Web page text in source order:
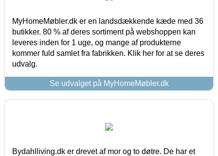
MyHomeMøbler.dk er en landsdækkende kæde med 36
butikker. 80 % af deres sortiment på webshoppen kan
leveres inden for 1 uge, og mange af produkterne
kommer fuld samlet fra fabrikken. Klik her for at se deres
udvalg.
Se udvalget på MyHomeMøbler.dk
Bydahlliving.dk er drevet af mor og to døtre. De har et